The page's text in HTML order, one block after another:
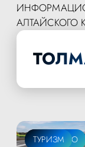
АЛТАЙСКОГО
ОБЩЕСТВО
ТУРИЗМ